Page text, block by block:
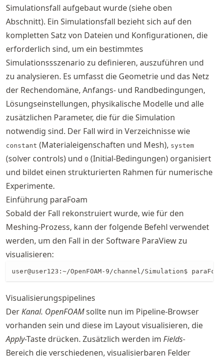
Simulationsfall aufgebaut wurde (siehe oben
Abschnitt). Ein Simulationsfall bezieht sich auf den
kompletten Satz von Dateien und Konfigurationen, die
erforderlich sind, um ein bestimmtes
Simulationssszenario zu definieren, auszuführen und
zu analysieren. Es umfasst die Geometrie und das Netz
der Rechendomäne, Anfangs- und Randbedingungen,
Lösungseinstellungen, physikalische Modelle und alle
zusätzlichen Parameter, die für die Simulation
notwendig sind. Der Fall wird in Verzeichnisse wie
constant (Materialeigenschaften und Mesh), system
(solver controls) und 0 (Initial-Bedingungen) organisiert
und bildet einen strukturierten Rahmen für numerische
Experimente.
Einführung paraFoam
Sobald der Fall rekonstruiert wurde, wie für den
Meshing-Prozess, kann der folgende Befehl verwendet
werden, um den Fall in der Software ParaView zu
visualisieren:
user@user123:~/OpenFOAM-9/channel/Simulation$
Visualisierungspipelines
DerKanal. OpenFOAMsollte nun im Pipeline-Browser
vorhanden sein und diese im Layout visualisieren, die
Apply-Taste drücken. Zusätzlich werden im Fields-
Bereich die verschiedenen, visualisierbaren Felder